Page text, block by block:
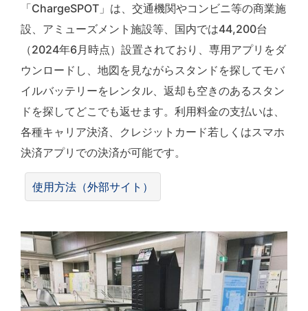
「ChargeSPOT」は、交通機関やコンビニ等の商業施
設、アミューズメント施設等、国内では44,200台
（2024年6月時点）設置されており、専用アプリをダ
ウンロードし、地図を見ながらスタンドを探してモバ
イルバッテリーをレンタル、返却も空きのあるスタン
ドを探してどこでも返せます。利用料金の支払いは、
各種キャリア決済、クレジットカード若しくはスマホ
決済アプリでの決済が可能です。
使用方法（外部サイト）